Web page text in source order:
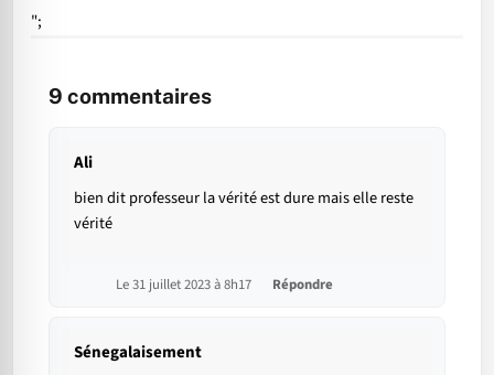
";
9 commentaires
Ali
bien dit professeur la vérité est dure mais elle reste
vérité
Le 31 juillet 2023 à 8h17 Répondre
Sénegalaisement